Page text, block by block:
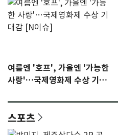
여름엔 '호프', 가을엔 '가능한
사랑'…국제영화제 수상 기대
스포츠